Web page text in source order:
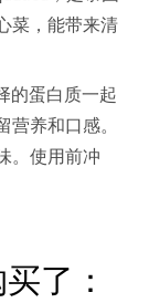
菜，能带来清
的蛋白质一起
养和口感。
。使用前冲
了：